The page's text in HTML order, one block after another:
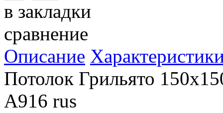
в закладки
сравнение
Описание
Потолок Грильято
А916 rus